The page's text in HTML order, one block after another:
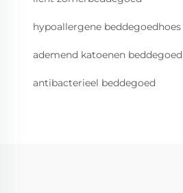
hypoallergene beddegoedhoes
ademend katoenen beddegoed
antibacterieel beddegoed